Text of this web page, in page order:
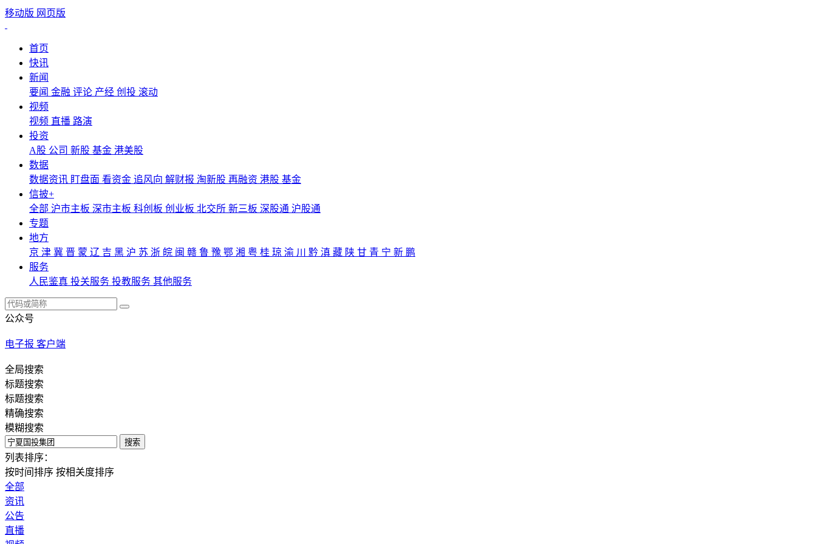
移动版 网页版
首页
快讯
新闻
要闻 金融 评论 产经 创投 滚动
视频
视频 直播 路演
投资
A股 公司 新股 基金 港美股
数据
数据资讯 盯盘面 看资金 追风向 解财报 淘新股 再融资 港股 基金
信披+
全部 沪市主板 深市主板 科创板 创业板 北交所 新三板 深股通 沪股通
专题
地方
京 津 冀 晋 蒙 辽 吉 黑 沪 苏 浙 皖 闽 赣 鲁 豫 鄂 湘 粤 桂 琼 渝 川 黔 滇 藏 陕 甘 青 宁 新 鹏
服务
人民鉴真 投关服务 投教服务 其他服务
公众号
电子报 客户端
全局搜索
标题搜索
标题搜索
精确搜索
模糊搜索
搜索
列表排序：
按时间排序 按相关度排序
全部
资讯
公告
直播